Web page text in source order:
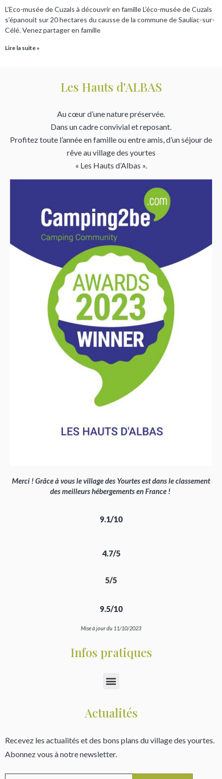
L’Eco-musée de Cuzals à découvrir en famille L’éco-musée de Cuzals
s’épanouit sur 20 hectares du causse de la commune de Sauliac-sur-
Célé. Venez partager en famille
Lire la suite »
Les Hauts d'ALBAS
Au cœur d’une nature préservée.
Dans un cadre convivial et reposant.
Profitez toute l’année en famille ou entre amis, d’un séjour de
rêve au village des yourtes
« Les Hauts d’Albas ».
Merci ! Grâce à vous le village des Yourtes est dans le classement
des meilleurs hébergements en France !
9.1/10
4.7/5
5/5
9.5/10
Mise à jour du 11/10/2023
Infos pratiques
Actualités
Recevez les actualités et des bons plans du village des yourtes.
Abonnez vous à notre newsletter.